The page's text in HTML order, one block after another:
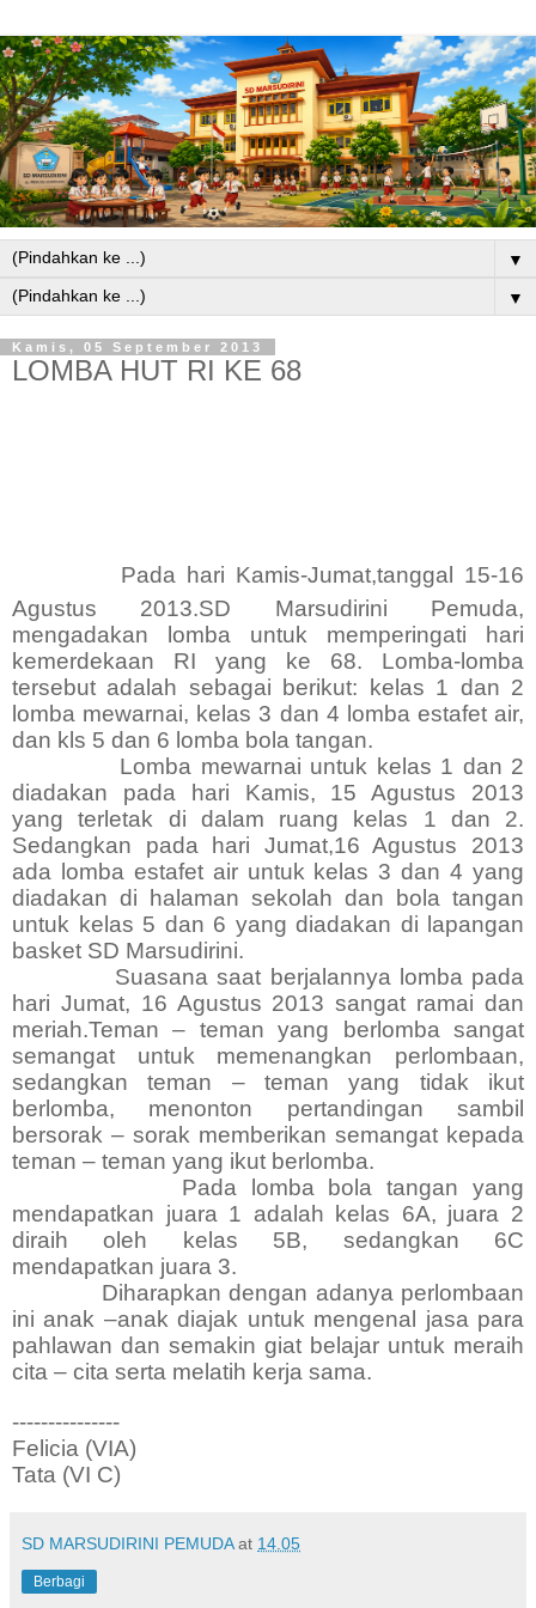
▼
▼
Kamis, 05 September 2013
LOMBA HUT RI KE 68
Pada hari Kamis-Jumat,tanggal 15-16
Agustus 2013.SD Marsudirini Pemuda,
mengadakan lomba untuk memperingati hari
kemerdekaan RI yang ke 68. Lomba-lomba
tersebut adalah sebagai berikut: kelas 1 dan 2
lomba mewarnai, kelas 3 dan 4 lomba estafet air,
dan kls 5 dan 6 lomba bola tangan.
Lomba mewarnai untuk kelas 1 dan 2
diadakan pada hari Kamis, 15 Agustus 2013
yang terletak di dalam ruang kelas 1 dan 2.
Sedangkan pada hari Jumat,16 Agustus 2013
ada lomba estafet air untuk kelas 3 dan 4 yang
diadakan di halaman sekolah dan bola tangan
untuk kelas 5 dan 6 yang diadakan di lapangan
basket SD Marsudirini.
Suasana saat berjalannya lomba pada
hari Jumat, 16 Agustus 2013 sangat ramai dan
meriah.Teman – teman yang berlomba sangat
semangat untuk memenangkan perlombaan,
sedangkan teman – teman yang tidak ikut
berlomba, menonton pertandingan sambil
bersorak – sorak memberikan semangat kepada
teman – teman yang ikut berlomba.
Pada lomba bola tangan yang
mendapatkan juara 1 adalah kelas 6A, juara 2
diraih oleh kelas 5B, sedangkan 6C
mendapatkan juara 3.
Diharapkan dengan adanya perlombaan
ini anak –anak diajak untuk mengenal jasa para
pahlawan dan semakin giat belajar untuk meraih
cita – cita serta melatih kerja sama.
---------------
Felicia (VIA)
Tata (VI C)
SD MARSUDIRINI PEMUDA at 14.05
Berbagi